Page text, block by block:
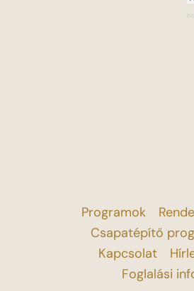
Programok
Csapatépítő
Kapcsolat
Foglalási